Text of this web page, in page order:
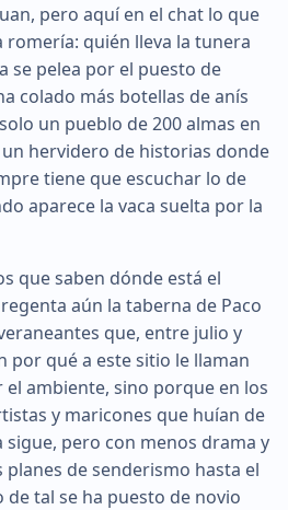
pero aquí en el chat lo que
romería: quién lleva la tunera
se pelea por el puesto de
colado más botellas de anís
un pueblo de 200 almas en
hervidero de historias donde
tiene que escuchar lo de
aparece la vaca suelta por la
que saben dónde está el
aún la taberna de Paco
que, entre julio y
por qué a este sitio le llaman
el ambiente, sino porque en los
y maricones que huían de
pero con menos drama y
planes de senderismo hasta el
tal se ha puesto de novio